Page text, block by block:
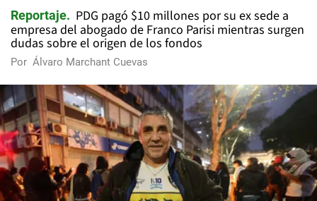
Reportaje
PDG pagó $10 millones por su ex sede a
empresa del abogado de Franco Parisi mientras surgen
dudas sobre el origen de los fondos
Por Álvaro Marchant Cuevas